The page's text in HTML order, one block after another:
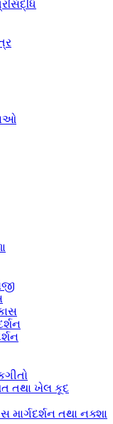
તથા ખેલ કૂદ
માર્ગદર્શન તથા નક્શા